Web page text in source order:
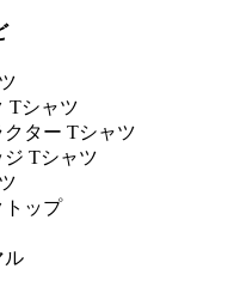
Tシャツ
クター Tシャツ
ジ Tシャツ
トップ
ル